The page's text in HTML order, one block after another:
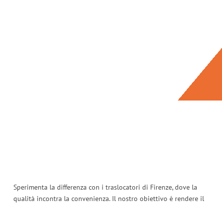
Sperimenta la differenza con i traslocatori di Firenze, dove la
qualità incontra la convenienza. Il nostro obiettivo è rendere il